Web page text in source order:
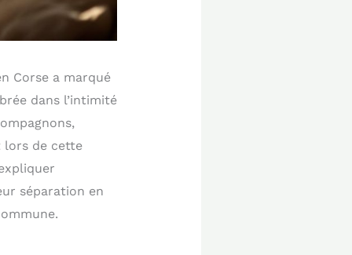
Corse a marqué
dans l’intimité
lors de cette
séparation en